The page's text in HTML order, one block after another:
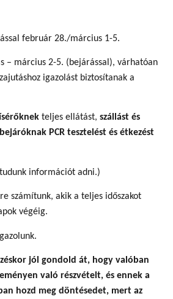
február 28./március 1-5.
– március 2-5. (bejárással), várhatóan
igazolást biztosítanak a
teljes ellátást, szállást és
PCR tesztelést és étkezést
információt adni.)
számítunk, akik a teljes időszakot
végéig.
jól gondold át, hogy valóban
való részvételt, és ennek a
hozd meg döntésedet, mert az